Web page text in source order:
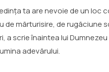
ta are nevoie de un loc
de mărturisire, de rugăciune
a scrie înaintea lui
adevărului.